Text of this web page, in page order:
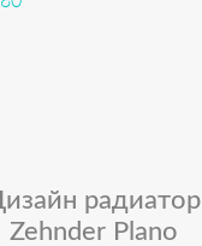
радиатор
Zehnder Plano